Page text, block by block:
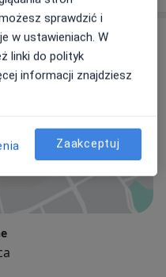
mapę
sprawdzić i
w ustawieniach. W
linki do polityk
informacji znajdziesz
Zaakceptuj